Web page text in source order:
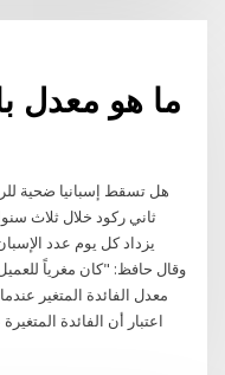
ما هو معدل
هل تسقط إسبانيا ضحية
يزداد كل يوم عدد
وقال حافظ: "كان مغرياً